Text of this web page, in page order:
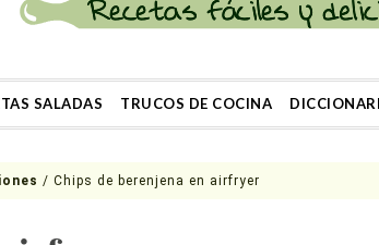
SALADAS TRUCOS DE COCINA
/ Chips de berenjena en airfryer